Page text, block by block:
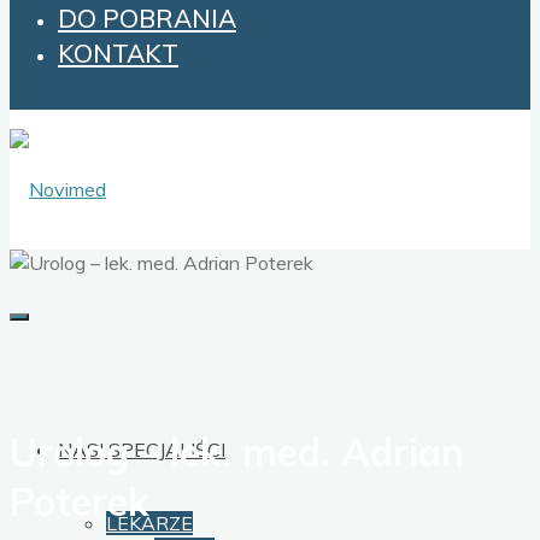
DO POBRANIA
KONTAKT
NASI SPECJALIŚCI
LEKARZE
Urolog – lek. med. Adrian
Poterek